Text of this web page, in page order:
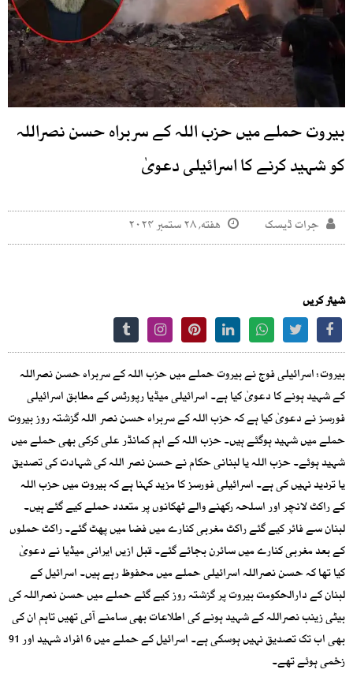
بیروت حملے میں حزب اللہ کے سربراہ حسن نصراللہ
کو شہید کرنے کا اسرائیلی دعویٰ
جرات ڈیسک هفته, ۲۸ ستمبر ۲۰۲۴
شیئر کریں
بیروت: اسرائیلی فوج نے بیروت حملے میں حزب اللہ کے سربراہ حسن نصراللہ
کے شہید ہونے کا دعویٰ کیا ہے۔ اسرائیلی میڈیا رپورٹس کے مطابق اسرائیلی
فورسز نے دعویٰ کیا ہے کہ حزب اللہ کے سربراہ حسن نصر اللہ گزشتہ روز بیروت
حملے میں شہید ہوگئے ہیں۔ حزب اللہ کے اہم کمانڈر علی کرکی بھی حملے میں
شہید ہوئے۔ حزب اللہ یا لبنانی حکام نے حسن نصر اللہ کی شہادت کی تصدیق
یا تردید نہیں کی ہے۔ اسرائیلی فورسز کا مزید کہنا ہے کہ بیروت میں حزب اللہ
کے راکٹ لانچر اور اسلحہ رکھنے والے ٹھکانوں پر متعدد حملے کیے گئے ہیں۔
لبنان سے فائر کیے گئے راکٹ مغربی کنارے میں فضا میں پھٹ گئے۔ راکٹ حملوں
کے بعد مغربی کنارے میں سائرن بجائے گئے۔ قبل ازیں ایرانی میڈیا نے دعویٰ
کیا تھا کہ حسن نصراللہ اسرائیلی حملے میں محفوظ رہے ہیں۔ اسرائیل کے
لبنان کے دارالحکومت بیروت پر گزشتہ روز کیے گئے حملے میں حسن نصراللہ کی
بیٹی زینب نصراللہ کے شہید ہونے کی اطلاعات بھی سامنے آئی تھیں تاہم ان کی
بھی اب تک تصدیق نہیں ہوسکی ہے۔ اسرائیل کے حملے میں 6 افراد شہید اور 91
زخمی ہوئے تھے۔